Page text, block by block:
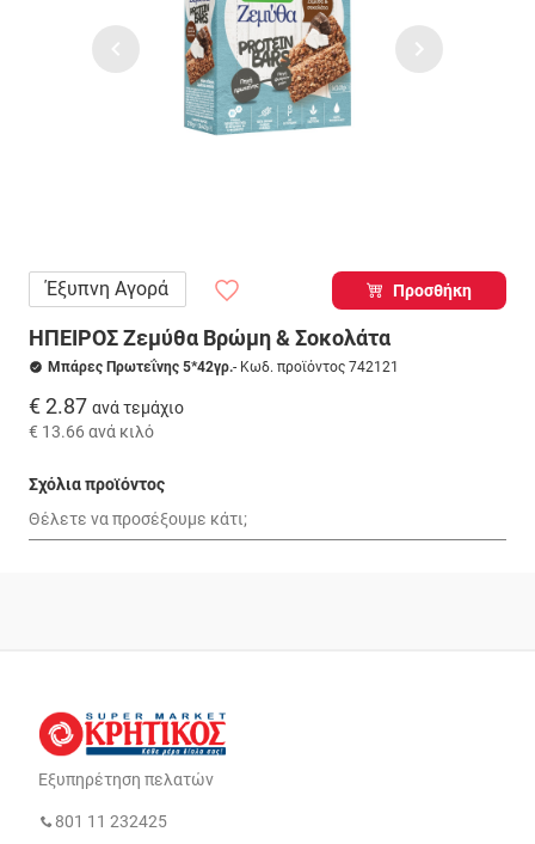
Έξυπνη Αγορά Προσθήκη
ΗΠΕΙΡΟΣ Ζεμύθα Βρώμη & Σοκολάτα
Μπάρες Πρωτεΐνης 5*42γρ.- Κωδ. προϊόντος 742121
€ 2.87 ανά τεμάχιο
€ 13.66 ανά κιλό
Σχόλια προϊόντος
Εξυπηρέτηση πελατών
801 11 232425